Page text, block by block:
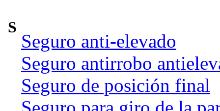
S
Seguro anti-elevado
Seguro antirrobo
Seguro de posición final